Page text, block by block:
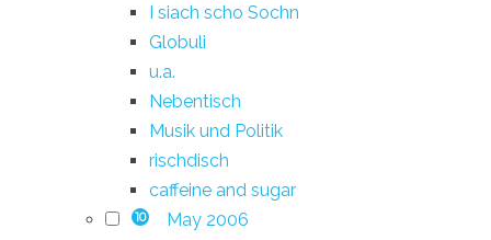
I siach scho Sochn
Globuli
u.a.
Nebentisch
Musik und Politik
rischdisch
caffeine and sugar
10 May 2006